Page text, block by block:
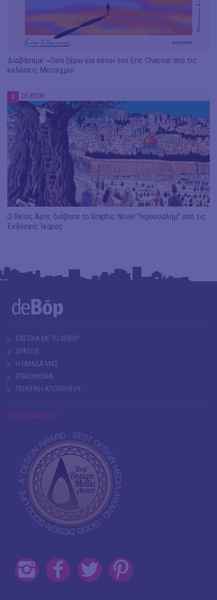
Διαβάσαμε: «Όσα ξέρω για σένα» του Eric Chacour από τις
εκδόσεις Μεταίχμιο
# DE-BOOK
Ο Θείος Άρης διάβασε το Graphic Novel "Ιερουσαλήμ" από τις
Εκδόσεις Ίκαρος
ΣΧΕΤΙΚΑ ΜΕ ΤΟ DEBOP
ΔΡΑΣΕΙΣ
Η ΟΜΑΔΑ ΜΑΣ
ΕΠΙΚΟΙΝΩΝΙΑ
ΠΟΛΙΤΙΚΗ ΑΠΟΡΡΗΤΟΥ
info@debop.gr